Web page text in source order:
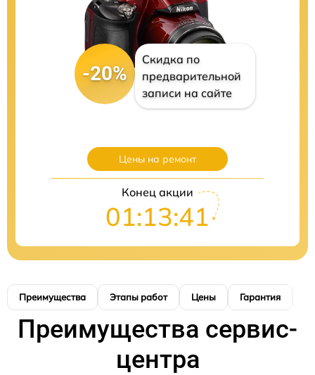
-20%
Скидка по
предварительной
записи на сайте
Цены на ремонт
Конец акции
01:13:40
Преимущества Этапы работ Цены Гарантия
Преимущества сервис-
центра